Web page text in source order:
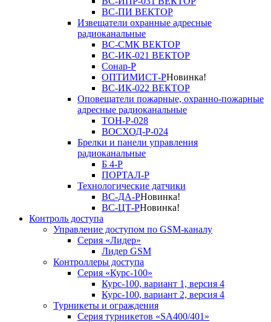
ВС-ПИ ВЕКТОР
Извещатели охранные адресные
радиоканальные
ВС-СМК ВЕКТОР
ВС-ИК-021 ВЕКТОР
Сонар-Р
ОПТИМИСТ-РНовинка!
ВС-ИК-022 ВЕКТОР
Оповещатели пожарные, охранно-пожарные
адресные радиоканальные
ТОН-Р-028
ВОСХОД-Р-024
Брелки и панели управления
радиоканальные
Б 4-Р
ПОРТАЛ-Р
Технологические датчики
ВС-ДА-РНовинка!
ВС-ЦТ-РНовинка!
Контроль доступа
Управление доступом по GSM-каналу
Серия «Лидер»
Лидер GSM
Контроллеры доступа
Серия «Курс-100»
Курс-100, вариант 1, версия 4
Курс-100, вариант 2, версия 4
Турникеты и ограждения
Серия турникетов «SA400/401»